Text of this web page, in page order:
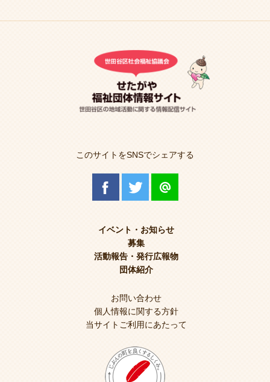
このサイトをSNSでシェアする
イベント・お知らせ
募集
活動報告・発行広報物
団体紹介
お問い合わせ
個人情報に関する方針
当サイトご利用にあたって